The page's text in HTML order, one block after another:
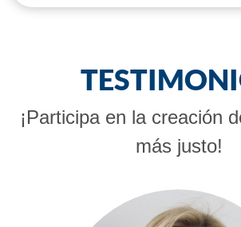
¡Participa en la creación
más justo!